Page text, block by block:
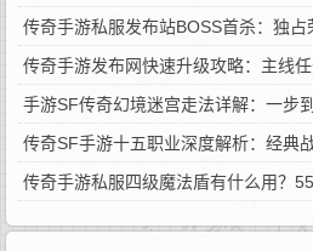
传奇手游私服发布站BOSS首杀：独
传奇手游发布网快速升级攻略：主线
手游SF传奇幻境迷宫走法详解：一步
传奇SF手游十五职业深度解析：经典
传奇手游私服四级魔法盾有什么用？